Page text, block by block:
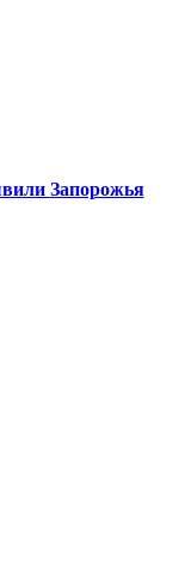
Запорожья